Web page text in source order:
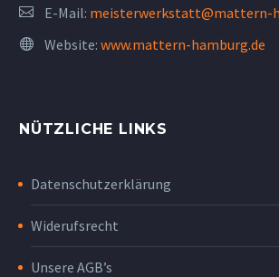
E-Mail: meisterwerkstatt@mattern-
Website: www.mattern-hamburg.de
NÜTZLICHE LINKS
Datenschutzerklärung
Widerufsrecht
Unsere AGB’s